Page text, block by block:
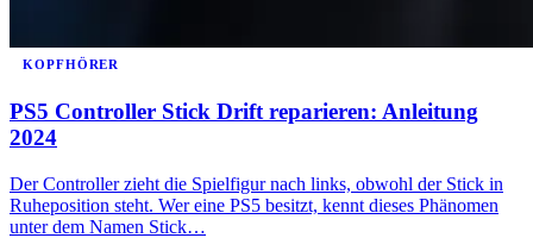
KOPFHÖRER
PS5 Controller Stick Drift reparieren: Anleitung
2024
Der Controller zieht die Spielfigur nach links, obwohl der Stick in
Ruheposition steht. Wer eine PS5 besitzt, kennt dieses Phänomen
unter dem Namen Stick…